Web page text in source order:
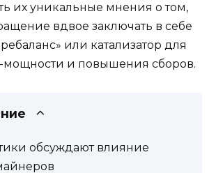
их уникальные мнения о том,
вдвое заключать в себе
или катализатор для
мощности и повышения сборов.
обсуждают влияние